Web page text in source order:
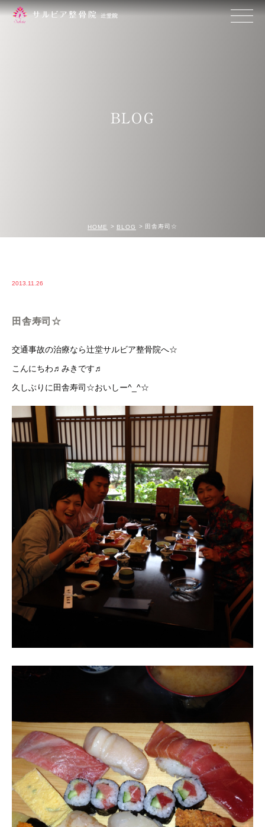
BLOG
HOME BLOG 田舎寿司☆
2013.11.26
田舎寿司☆
交通事故の治療なら辻堂サルビア整骨院へ☆
こんにちわ♬みきです♬
久しぶりに田舎寿司☆おいしー^_^☆